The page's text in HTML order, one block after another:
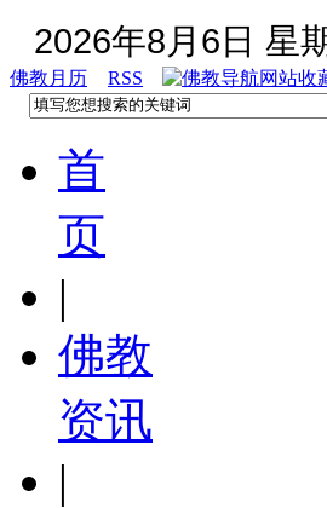
2026年8月6日 星
佛教月历 RSS
首
页
|
佛教
资讯
|